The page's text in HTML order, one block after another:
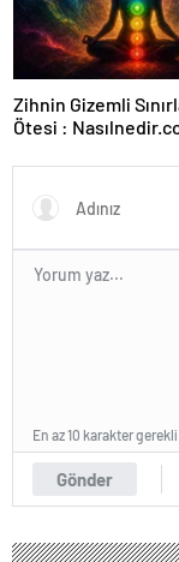
Zihnin Gizemli
Ötesi :
Gönder
En az 10 karakter gerekli